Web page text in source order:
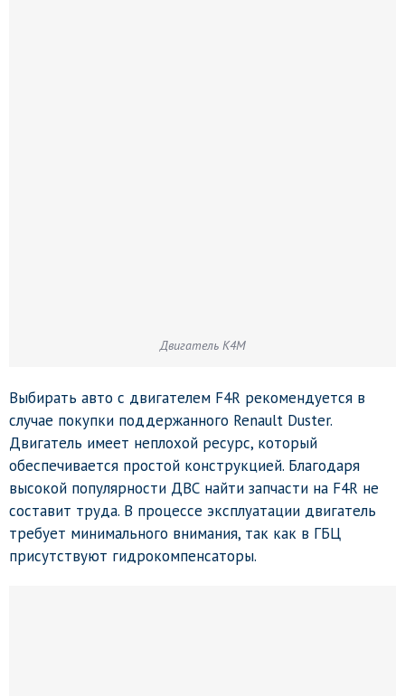
Двигатель K4M
Выбирать авто с двигателем F4R рекомендуется в
случае покупки поддержанного Renault Duster.
Двигатель имеет неплохой ресурс, который
обеспечивается простой конструкцией. Благодаря
высокой популярности ДВС найти запчасти на F4R не
составит труда. В процессе эксплуатации двигатель
требует минимального внимания, так как в ГБЦ
присутствуют гидрокомпенсаторы.